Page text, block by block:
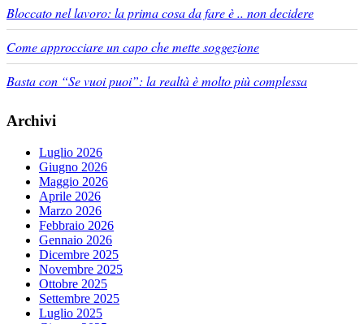
Bloccato nel lavoro: la prima cosa da fare è .. non decidere
Come approcciare un capo che mette soggezione
Basta con “Se vuoi puoi”: la realtà è molto più complessa
Archivi
Luglio 2026
Giugno 2026
Maggio 2026
Aprile 2026
Marzo 2026
Febbraio 2026
Gennaio 2026
Dicembre 2025
Novembre 2025
Ottobre 2025
Settembre 2025
Luglio 2025